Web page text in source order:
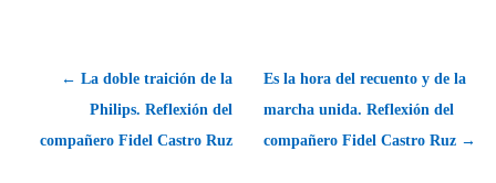
← La doble traición de la
Philips. Reflexión del
compañero Fidel Castro Ruz
Es la hora del recuento y de la
marcha unida. Reflexión del
compañero Fidel Castro Ruz →